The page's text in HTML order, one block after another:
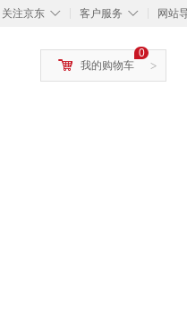
◇
关注京东 ◇
客户服务 网站
>
0
我的购物车